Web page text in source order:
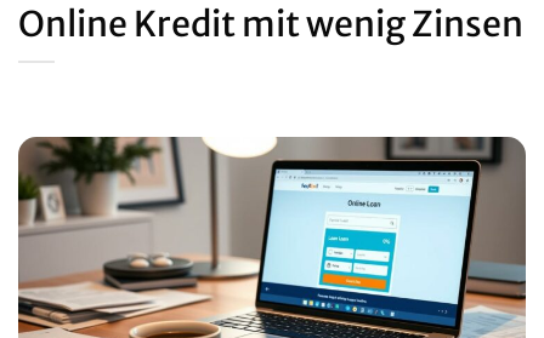
Online Kredit mit wenig Zinsen